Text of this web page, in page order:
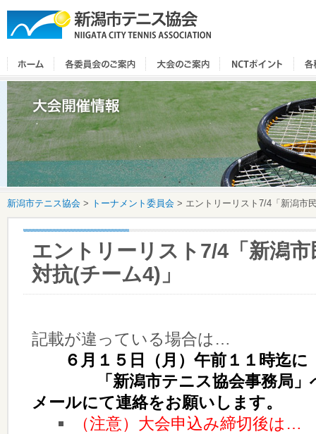
新潟市テニス協会 > トーナメント委員会 > エントリーリスト7/4「新潟市
エントリーリスト7/4「新潟
対抗(チーム4)」
記載が違っている場合は…
６月１５日（月）午前１１時迄に
「新潟市テニス協会事務局」へ
メールにて連絡をお願いします。
（注意）大会申込み締切後は…